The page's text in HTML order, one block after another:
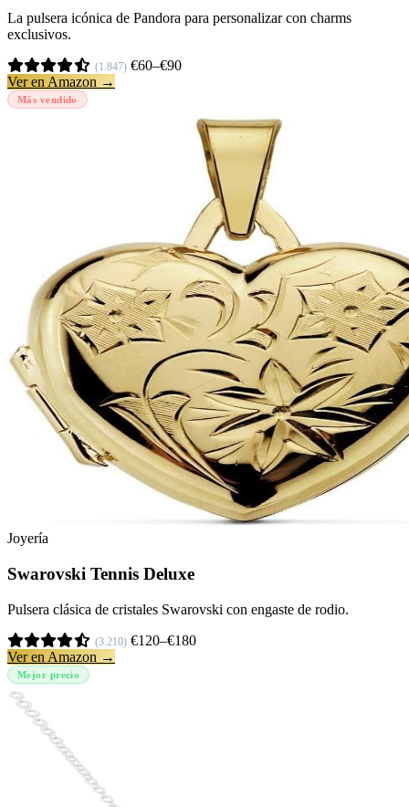
La pulsera icónica de Pandora para personalizar con charms
exclusivos.
(1.847) €60–€90
Ver en Amazon →
Más vendido
Joyería
Swarovski Tennis Deluxe
Pulsera clásica de cristales Swarovski con engaste de rodio.
(3.210) €120–€180
Ver en Amazon →
Mejor precio